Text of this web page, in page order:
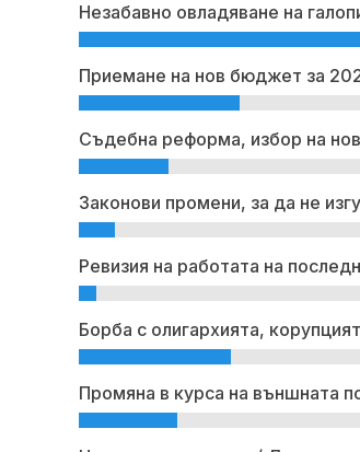
Незабавно овладяване на
Приемане на нов бюджет за
Съдебна реформа, избор на
Законови промени, за да не
Ревизия на работата на
Борба с олигархията,
Промяна в курса на външната